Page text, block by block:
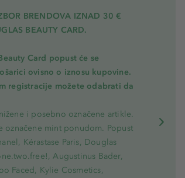
BRENDOVA IZNAD 30 €
BEAUTY CARD.
Card popust će se
ovisno o iznosu kupovine.
registracije možete odabrati da
i posebno označene artikle.
označene mint ponudom. Popust
Kérastase Paris, Douglas
Augustinus Bader,
Faced, Kylie Cosmetics,